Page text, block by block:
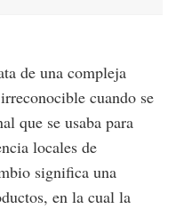
de una compleja
cuando se
que se usaba para
locales de
significa una
en la cual la